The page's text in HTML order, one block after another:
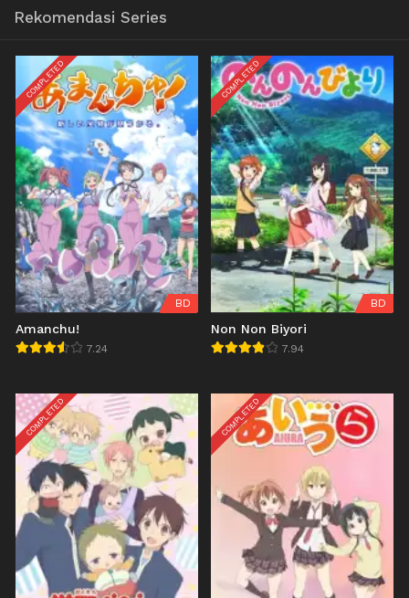
Rekomendasi Series
COMPLETED
BD
Amanchu!
7.24
COMPLETED
BD
Non Non Biyori
7.94
COMPLETED COMPLETED